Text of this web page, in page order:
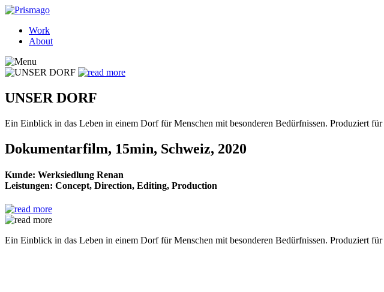
Work
About
UNSER DORF
Ein Einblick in das Leben in einem Dorf für Menschen mit besonderen Bedürfnissen. Produziert
Dokumentarfilm, 15min, Schweiz, 2020
Kunde: Werksiedlung Renan
Leistungen: Concept, Direction, Editing, Production
Ein Einblick in das Leben in einem Dorf für Menschen mit besonderen Bedürfnissen. Produziert